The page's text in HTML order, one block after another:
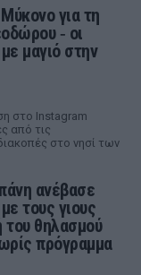
για τη
‑ οι
μαγιό στην
στο Instagram
από τις
στο νησί των
ανέβασε
τους γιους
του θηλασμού
πρόγραμμα